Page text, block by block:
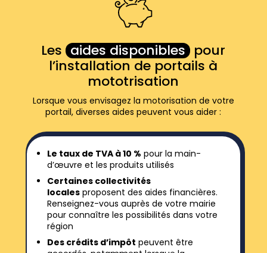
Les aides disponibles pour
l’installation de portails à
mototrisation
Lorsque vous envisagez la motorisation de votre
portail, diverses aides peuvent vous aider :
Le taux de TVA à 10 % pour la main-
d’œuvre et les produits utilisés
Certaines collectivités
locales proposent des aides financières.
Renseignez-vous auprès de votre mairie
pour connaître les possibilités dans votre
région
Des crédits d’impôt peuvent être